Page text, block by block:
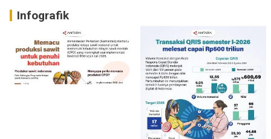
Infografik